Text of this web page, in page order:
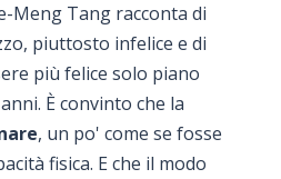
Meng Tang racconta di
piuttosto infelice e di
più felice solo piano
È convinto che la
, un po' come se fosse
fisica. E che il modo